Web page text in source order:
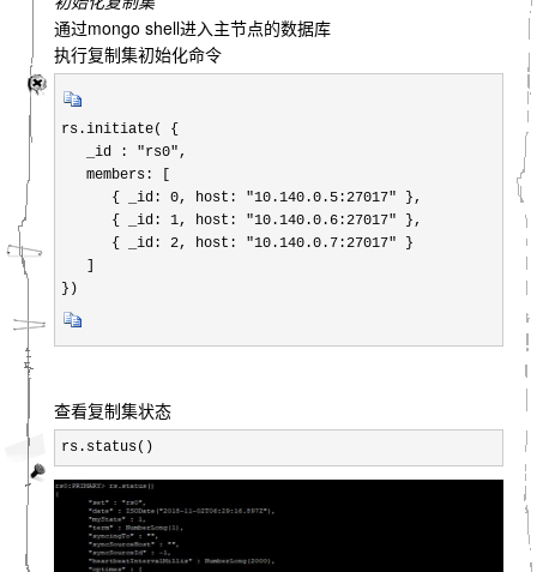
通过mongo shell进入主节点的数据库
执行复制集初始化命令
rs.initiate( {
   _id : "rs0",
   members: [
      { _id: 0, host: "10.140.0.5:27017" },
      { _id: 1, host: "10.140.0.6:27017" },
      { _id: 2, host: "10.140.0.7:27017" }
})
查看复制集状态
rs.status()